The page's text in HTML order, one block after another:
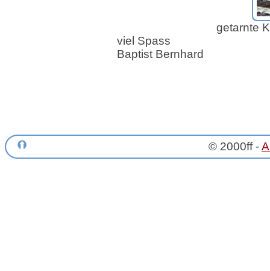
getarnte
viel Spass
Baptist Bernhard
© 2000ff -